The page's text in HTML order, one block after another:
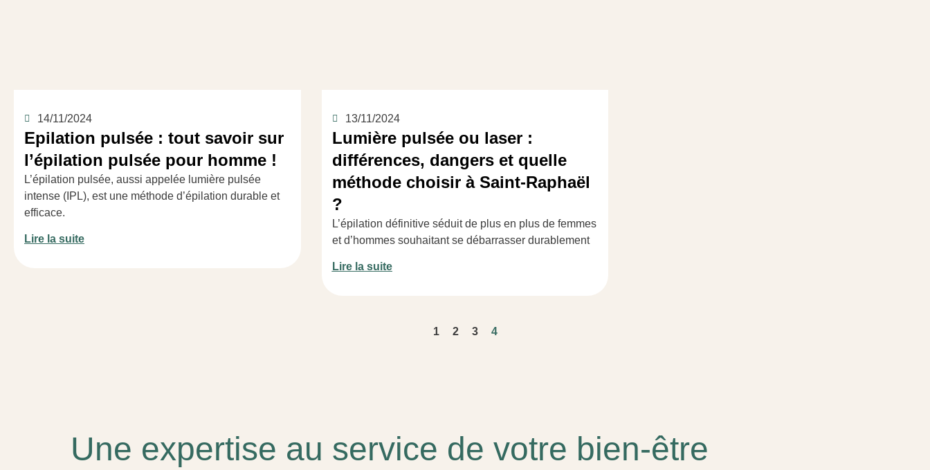
14/11/2024
Epilation pulsée : tout savoir sur
l’épilation pulsée pour homme !
L’épilation pulsée, aussi appelée lumière pulsée
intense (IPL), est une méthode d’épilation durable et
efficace.
Lire la suite
13/11/2024
Lumière pulsée ou laser :
différences, dangers et quelle
méthode choisir à Saint-Raphaël
?
L’épilation définitive séduit de plus en plus de femmes
et d’hommes souhaitant se débarrasser durablement
Lire la suite
1 2 3 4
Une expertise au service de votre bien-être